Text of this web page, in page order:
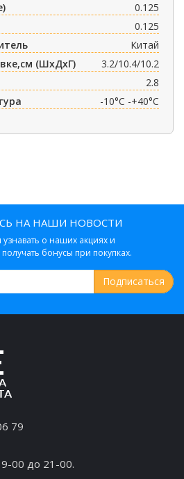
0.125
0.125
Китай
(ШxДxГ)
3.2/10.4/10.2
2.8
-10°C -+40°C
НА НАШИ НОВОСТИ
о наших акциях и
бонусы при покупках.
79
00 до 21-00.